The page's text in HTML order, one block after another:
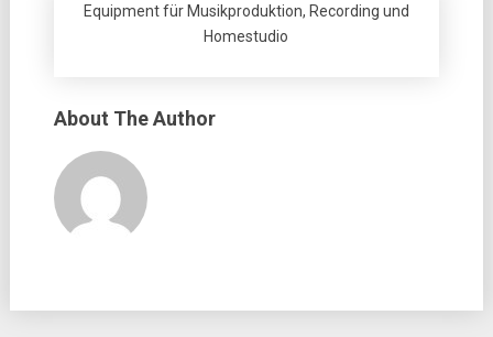
Equipment für Musikproduktion, Recording und
Homestudio
About The Author